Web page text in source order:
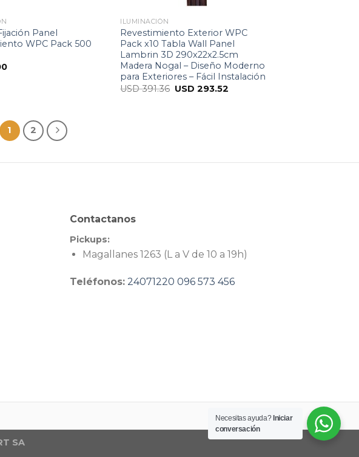
Panel
WPC Pack 500
ILUMINACIÓN
Revestimiento Exterior WPC
Pack x10 Tabla Wall Panel
Lambrin 3D 290x22x2.5cm
Madera Nogal – Diseño Moderno
para Exteriores – Fácil Instalación
USD391.36 USD293.52
1 2
Contactanos
Pickups:
Magallanes 1263 (L a V de 10 a 19h)
Teléfonos: 24071220 096 573 456
SA
Necesitas ayuda? Iniciar
conversación